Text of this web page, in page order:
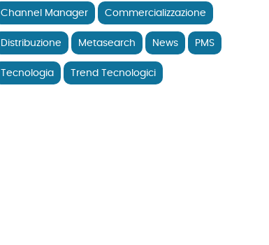
Channel Manager
Commercializzazione
Distribuzione
Metasearch News
PMS
Tecnologia
Trend Tecnologici